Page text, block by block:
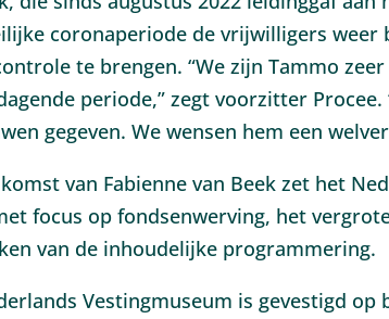
coronaperiode de vrijwilligers
te brengen. “We zijn Tammo
periode,” zegt voorzitter
gegeven. We wensen hem een
van Fabienne van Beek zet het
focus op fondsenwerving, het
van de inhoudelijke programmering.
Vestingmuseum is gevestigd